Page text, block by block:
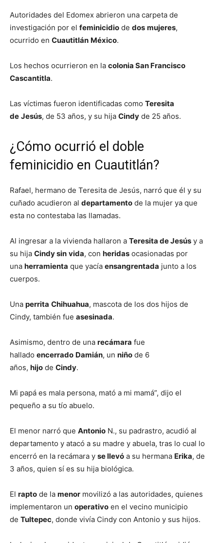
Autoridades del Edomex abrieron una carpeta de
investigación por el feminicidio de dos mujeres,
ocurrido en Cuautitlán México.
Los hechos ocurrieron en la colonia San Francisco
Cascantitla.
Las víctimas fueron identificadas como Teresita
de Jesús, de 53 años, y su hija Cindy de 25 años.
¿Cómo ocurrió el doble
feminicidio en Cuautitlán?
Rafael, hermano de Teresita de Jesús, narró que él y su
cuñado acudieron al departamento de la mujer ya que
esta no contestaba las llamadas.
Al ingresar a la vivienda hallaron a Teresita de Jesús y a
su hija Cindy sin vida, con heridas ocasionadas por
una herramienta que yacía ensangrentada junto a los
cuerpos.
Una perrita Chihuahua, mascota de los dos hijos de
Cindy, también fue asesinada.
Asimismo, dentro de una recámara fue
hallado encerrado Damián, un niño de 6
años, hijo de Cindy.
Mi papá es mala persona, mató a mi mamá”, dijo el
pequeño a su tío abuelo.
El menor narró que Antonio N., su padrastro, acudió al
departamento y atacó a su madre y abuela, tras lo cual lo
encerró en la recámara y se llevó a su hermana Erika, de
3 años, quien sí es su hija biológica.
El rapto de la menor movilizó a las autoridades, quienes
implementaron un operativo en el vecino municipio
de Tultepec, donde vivía Cindy con Antonio y sus hijos.